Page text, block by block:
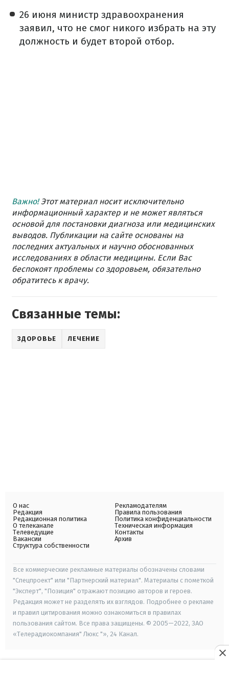
26 июня министр здравоохранения
заявил, что не смог никого избрать на эту
должность и будет второй отбор.
Важно!Этот материал носит исключительно
информационный характер и не может являться
основой для постановки диагноза или медицинских
выводов. Публикации на сайте основаны на
последних актуальных и научно обоснованных
исследованиях в области медицины. Если Вас
беспокоят проблемы со здоровьем, обязательно
обратитесь к врачу.
Связанные темы:
ЗДОРОВЬЕ ЛЕЧЕНИЕ
О нас
Редакция
Редакционная политика
О телеканале
Телеведущие
Вакансии
Структура собственности
Рекламодателям
Правила пользования
Политика конфиденциальности
Техническая информация
Контакты
Архив
Все коммерческие рекламные материалы обозначены словами
"Спецпроект" или "Партнерский материал". Материалы с пометкой
"Эксперт", "Позиция" отражают позицию авторов и героев.
Редакция может не разделять их взглядов. Подробнее о рекламе
и правил цитирования можно ознакомиться в правилах
пользования сайтом. Все права защищены. © 2005—2022, ЗАО
«Телерадиокомпания" Люкс "», 24 Канал.